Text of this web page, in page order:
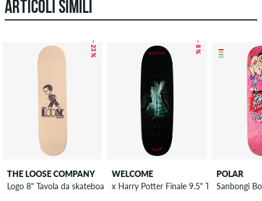
ARTICOLI SIMILI
– 23 %
THE LOOSE COMPANY
Logo 8" Tavola da skateboard
– 8 %
WELCOME
x Harry Potter Finale 9.5" Tavola da
POLAR
Sanbongi